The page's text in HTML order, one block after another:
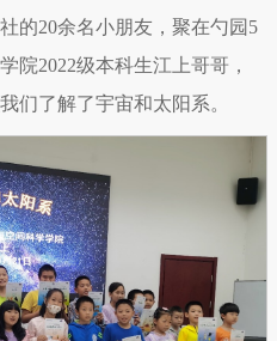
的20余名小朋友，聚在勺园5
院2022级本科生江上哥哥，
们了解了宇宙和太阳系。